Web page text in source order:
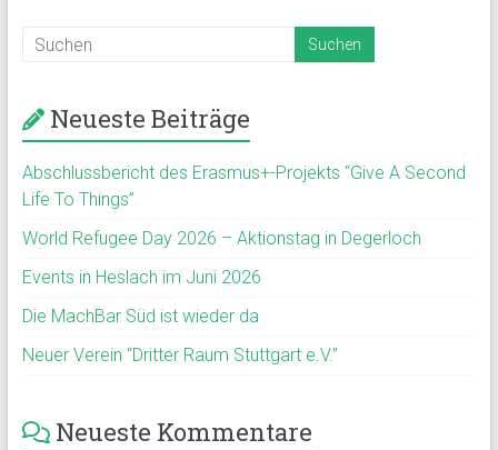
Neueste Beiträge
Abschlussbericht des Erasmus+-Projekts “Give A Second
Life To Things”
World Refugee Day 2026 – Aktionstag in Degerloch
Events in Heslach im Juni 2026
Die MachBar Süd ist wieder da
Neuer Verein “Dritter Raum Stuttgart e.V.”
Neueste Kommentare